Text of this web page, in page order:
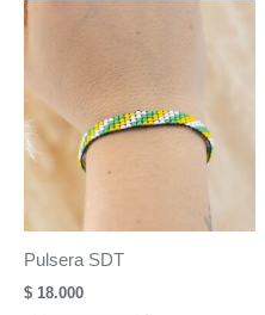
Pulsera SDT
$ 18.000